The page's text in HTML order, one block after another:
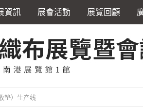
資訊 展會活動 展覽回顧
垫）生产线